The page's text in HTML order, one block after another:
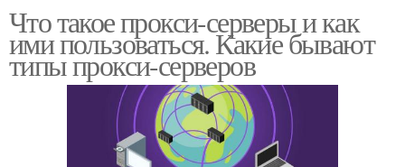
Что такое прокси-серверы и как
ими пользоваться. Какие бывают
типы прокси-серверов